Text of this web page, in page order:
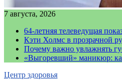
7 августа, 2026
64-летняя телеведущая
Кэти Холмс в прозрачной
Почему важно увлажнять
«Выгоревший» маникюр:
Центр здоровья